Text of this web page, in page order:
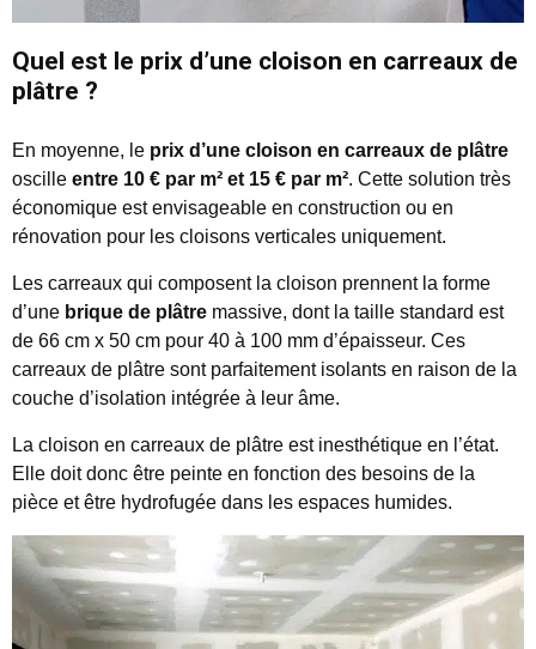
Quel est le prix d’une cloison en carreaux de
plâtre ?
En moyenne, le prix d’une cloison en carreaux de plâtre
oscille entre 10 € par m² et 15 € par m². Cette solution très
économique est envisageable en construction ou en
rénovation pour les cloisons verticales uniquement.
Les carreaux qui composent la cloison prennent la forme
d’une brique de plâtre massive, dont la taille standard est
de 66 cm x 50 cm pour 40 à 100 mm d’épaisseur. Ces
carreaux de plâtre sont parfaitement isolants en raison de la
couche d’isolation intégrée à leur âme.
La cloison en carreaux de plâtre est inesthétique en l’état.
Elle doit donc être peinte en fonction des besoins de la
pièce et être hydrofugée dans les espaces humides.